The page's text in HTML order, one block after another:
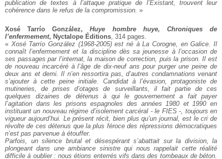
publication de textes à l’attaque pratique de l’Existant, trouvent leur
cohérence dans le refus de la compromission. »
Xosé Tarrío González,Huye hombre huye, Chroniques de
l’enfermement, Nyctalope Éditions, 314 pages.
« Xosé Tarrío González (1968-2005) est né à La Corogne, en Galice. Il
connaît l’enfermement et la discipline dès sa jeunesse à l’occasion de
ses passages par l’internat, la maison de correction, puis la prison. Il est
de nouveau incarcéré à l’âge de dix-neuf ans pour purger une peine de
deux ans et demi. Il n’en ressortira pas, d’autres condamnations venant
s’ajouter à cette peine initiale. Candidat à l’évasion, protagoniste de
mutineries, de prises d’otages de surveillants, il fait partie de ces
quelques dizaines de détenus à qui le gouvernement a fait payer
l’agitation dans les prisons espagnoles des années 1980 et 1990 en
instituant un nouveau régime d’isolement carcéral - le FIES -, toujours en
vigueur aujourd’hui. Le présent récit, bien plus qu’un journal, est le cri de
révolte de ces détenus que la plus féroce des répressions démocratiques
n’est pas parvenue à étouffer.
Parfois, un silence brutal et désespérant s’abattait sur la division, la
plongeant dans une ambiance sinistre qui nous rappelait cette réalité
difficile à oublier : nous étions enterrés vifs dans des tombeaux de béton.